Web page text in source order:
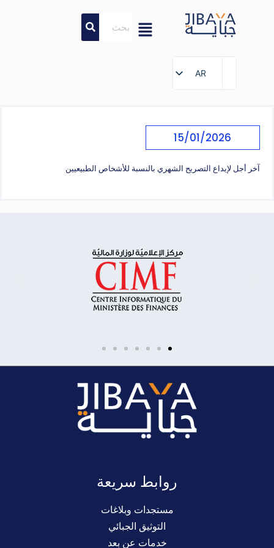
AR
15/01/2026
آخر أجل لإيداع التصريح الشهري بالنسبة للأشخاص الطبيعيين
روابط سريعة
مستجدات وبلاغات
التوثيق الجبائي
خدمات عن بعد